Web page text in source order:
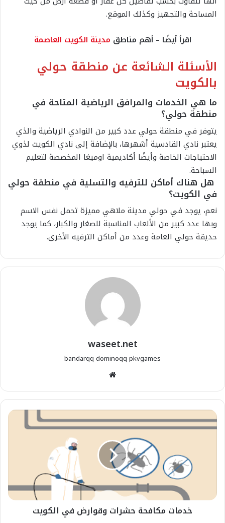
المساحة والتجهيز وكذلك الموقع.
اقرأ أيضًا – أهم مناطق مدينة الكويت العاصمة
الأسئلة الشائعة عن منطقة حولي
بالكويت
ما هي الخدمات والمرافق الرياضية المتاحة في
منطقة حولي؟
يتوفر في منطقة حولي عدد كبير من النوادي الرياضية والذي
يعتبر نادي القادسية أشهرها، بالإضافة إلى نادي الكويت لذوي
الاحتياجات الخاصة وأيضًا أكاديمية اوميغا المخصصة لتعليم
السباحة.
هل هناك أماكن للترفيه والتسلية في منطقة حولي
في الكويت؟
نعم، يوجد في حولي مدينة ملاهي مميزة تحمل نفس الاسم
وبها عدد كبير من الألعاب المناسبة للصغار والكبار، كما يوجد
حديقة حولي العامة وعدد من أماكن الترفيه الأخرى.
waseet.net
bandarqq dominoqq pkvgames
خدمات مكافحة حشرات وقوارض في الكويت